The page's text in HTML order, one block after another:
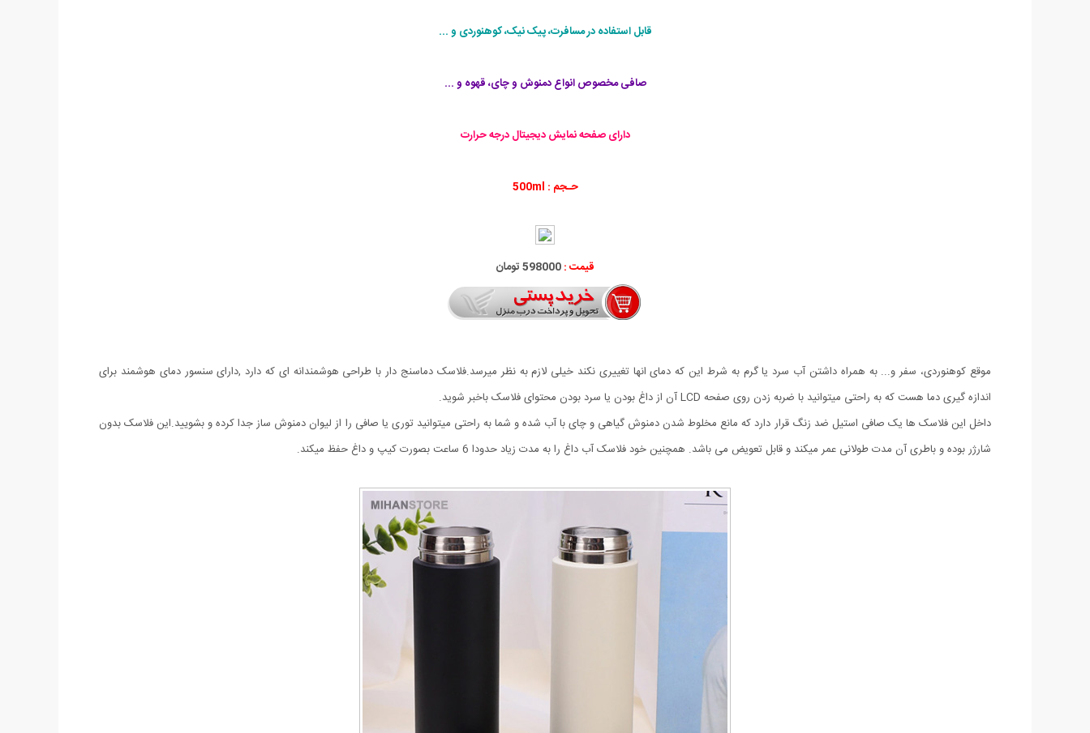
قابل استفاده در مسافرت، پیک نیک، کوهنوردی و ...
صافی مخصوص انواع دمنوش و چای، قهوه و ...
دارای صفحه نمایش دیجیتال درجه حرارت
حـجم : 500ml
قیمت :598000 تومان
موقع کوهنوردی، سفر و... به همراه داشتن آب سرد یا گرم به شرط این که دمای انها تغییری نکند خیلی لازم به نظر میرسد.فلاسک دماسنج دار با طراحی هوشمندانه ای که دارد ,دارای سنسور دمای هوشمند برای
اندازه گیری دما هست که به راحتی میتوانید با ضربه زدن روی صفحه LCD آن از داغ بودن یا سرد بودن محتوای فلاسک باخبر شوید.
داخل این فلاسک ها یک صافی استیل ضد زنگ قرار دارد که مانع مخلوط شدن دمنوش گیاهی و چای با آب شده و شما به راحتی میتوانید توری یا صافی را از لیوان دمنوش ساز جدا کرده و بشویید.این فلاسک بدون
شارژر بوده و باطری آن مدت طولانی عمر میکند و قابل تعویض می باشد. همچنین خود فلاسک آب داغ را به مدت زیاد حدودا 6 ساعت بصورت کیپ و داغ حفظ میکند.